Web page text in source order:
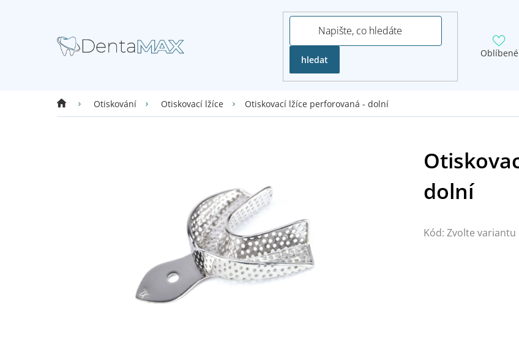
hledat
Oblíbené
Domů Otiskování Otiskovací lžíce Otiskovací lžíce perforovaná - dolní
Kód: Zvolte variantu